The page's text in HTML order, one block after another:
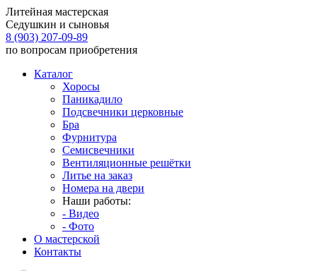
Литейная мастерская
Седушкин и сыновья
8 (903) 207-09-89
по вопросам приобретения
Каталог
Хоросы
Паникадило
Подсвечники церковные
Бра
Фурнитура
Семисвечники
Вентиляционные решётки
Литье на заказ
Номера на двери
Наши работы:
- Видео
- Фото
О мастерской
Контакты